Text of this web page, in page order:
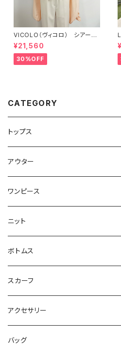
VICOLO（ヴィコロ） シアー素
材ブラウス VC488BL
¥21,560
30%OFF
CATEGORY
トップス
トップス
ブラウス
Tシャツ
アウター
ジャケット
コート
ジレ
ブルゾン
ワンピース
ニット
ニット
カットソー
カーディガン
ジレ
ボトムス
スカート
パンツ
スカーフ
アクセサリー
ネックレス
バッグ